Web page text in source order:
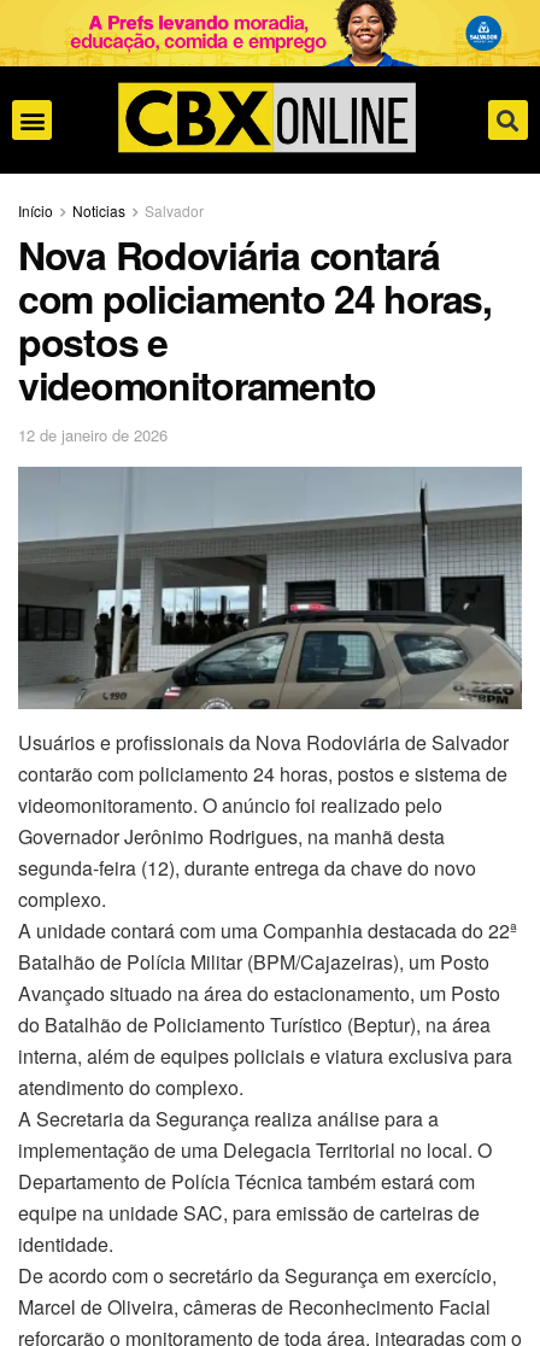
Início Noticias Salvador
Nova Rodoviária contará
com policiamento 24 horas,
postos e
videomonitoramento
12 de janeiro de 2026
Usuários e profissionais da Nova Rodoviária de Salvador
contarão com policiamento 24 horas, postos e sistema de
videomonitoramento. O anúncio foi realizado pelo
Governador Jerônimo Rodrigues, na manhã desta
segunda-feira (12), durante entrega da chave do novo
complexo.
A unidade contará com uma Companhia destacada do 22ª
Batalhão de Polícia Militar (BPM/Cajazeiras), um Posto
Avançado situado na área do estacionamento, um Posto
do Batalhão de Policiamento Turístico (Beptur), na área
interna, além de equipes policiais e viatura exclusiva para
atendimento do complexo.
A Secretaria da Segurança realiza análise para a
implementação de uma Delegacia Territorial no local. O
Departamento de Polícia Técnica também estará com
equipe na unidade SAC, para emissão de carteiras de
identidade.
De acordo com o secretário da Segurança em exercício,
Marcel de Oliveira, câmeras de Reconhecimento Facial
reforçarão o monitoramento de toda área, integradas com o